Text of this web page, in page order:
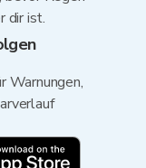
dir ist.
Warnungen,